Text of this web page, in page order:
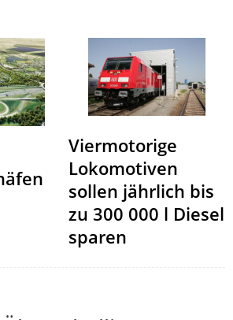
Viermotorige
Lokomotiven
sollen jährlich bis
zu 300 000 l Diesel
sparen